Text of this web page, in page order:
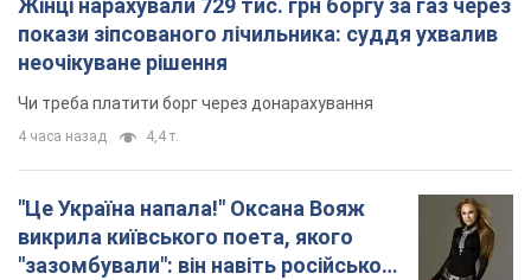
Жінці нарахували 729 тис. грн боргу за газ через
покази зіпсованого лічильника: суддя ухвалив
неочікуване рішення
Чи треба платити борг через донарахування
4 часа назад 4,4 т.
"Це Україна напала!" Оксана Вояж
викрила київського поета, якого
"зазомбували": він навіть російської